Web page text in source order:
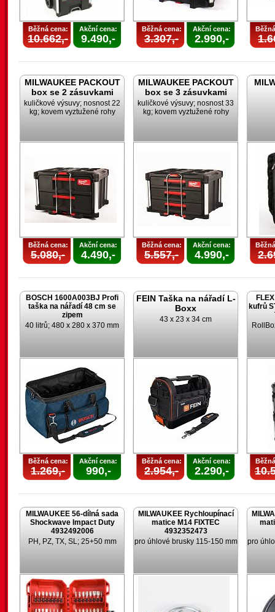
Běžná cena:
10.662,-
Akční cena:
9.490,-
Běžná cena:
3.307,-
Akční cena:
2.990,-
MILWAUKEE PACKOUT
box se 2 zásuvkami
kuličkové výsuvy; nosnost 22
kg; kovem vyztužené rohy
Běžná cena:
5.080,-
Akční cena:
4.490,-
MILWAUKEE PACKOUT
box se 3 zásuvkami
kuličkové výsuvy; nosnost 33
kg; kovem vyztužené rohy
Běžná cena:
5.557,-
Akční cena:
4.990,-
BOSCH 1600A003BJ Profi
taška na nářadí 48 cm se
zipem
40 litrů; 480 x 280 x 370 mm
Běžná cena:
1.269,-
Akční cena:
990,-
FEIN Taška na nářadí L-
Boxx
43 x 23 x 34 cm
Běžná cena:
2.954,-
Akční cena:
2.290,-
kufrů
MILWAUKEE 56-dílná sada
Shockwave Impact Duty
4932492006
PH, PZ, TX, SL; 25+50 mm
MILWAUKEE Rychloupínací
matice M14 FIXTEC
4932352473
pro úhlové brusky 115-150 mm
pro